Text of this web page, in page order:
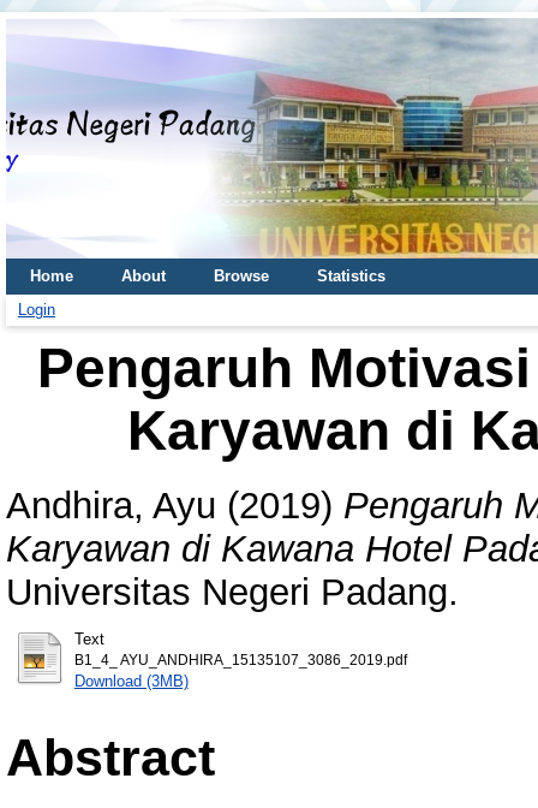
Home About Browse
Statistics
Login
Pengaruh
Karyawan di
Andhira, Ayu (2019) Pengaruh
Karyawan di Kawana Hotel
Universitas Negeri Padang.
Text
B1_4_ AYU_ANDHIRA_15135107_3086_2019.pdf
Download (3MB)
Abstract